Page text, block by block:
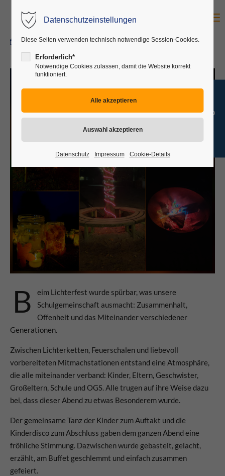
Login
Passwort
Support
Lorem ipsum dolor sit amet:
24h
We offer support for our customers
Mon - Fri 8:00am - 5:00pm
(GMT +1)
376-293 City Road, Suite 600
San Francisco, CA 94102
+44 1234 567 890
Drop us a line
info@yourdomain.com
20.11.2025
B
eim Lichterfest wurde spürbar, was unsere
Schulgemeinschaft ausmacht: Zusammenhalt,
Offenheit und das Miteinander verschiedener
Generationen.
Zwischen Lichterketten, Feuerschalen und liebevoll
vorbereiteten Mitmachstationen entstand eine Atmosphäre,
die alle miteinander verband: Kinder, Eltern, Geschwister,
Großeltern, Schule und OGS. Alle trugen auf ihre Weise dazu
bei, dass dieser Abend zu etwas Besonderem wurde.
Der gemeinsame Tanz der Kinder zum Auftakt und die
Kinderdisco zum Abschluss gaben dem ganzen Abend eine
fröhliche Stimmung. Dazwischen wurde gebastelt, gelacht,
erzählt, am Buffet geschlemmt und einfach zusammen
gefeiert.
→ Jobangebote
Datenschutzeinstellungen
Diese Seiten verwenden technisch notwendige Session-Cookies.
Erforderlich*
Notwendige Cookies zulassen, damit die Website korrekt
funktioniert.
Datenschutz Impressum Cookie-Details